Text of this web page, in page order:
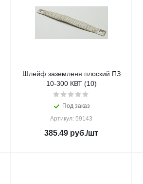
Шлейф заземленя плоский ПЗ
10-300 КВТ (10)
Под заказ
Артикул: 59143
385.49 руб./шт